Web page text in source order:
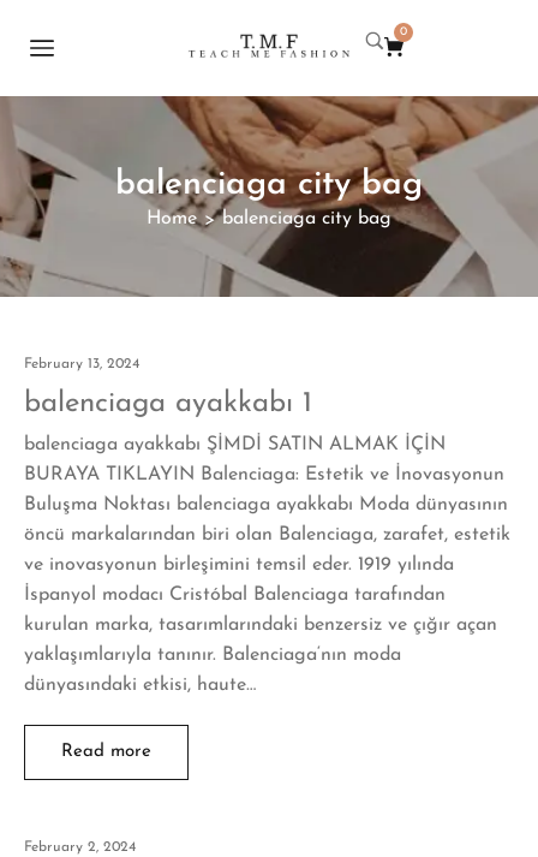
0
balenciaga city bag
Home > balenciaga city bag
February 13, 2024
balenciaga ayakkabı 1
balenciaga ayakkabı ŞİMDİ SATIN ALMAK İÇİN
BURAYA TIKLAYIN Balenciaga: Estetik ve İnovasyonun
Buluşma Noktası balenciaga ayakkabı Moda dünyasının
öncü markalarından biri olan Balenciaga, zarafet, estetik
ve inovasyonun birleşimini temsil eder. 1919 yılında
İspanyol modacı Cristóbal Balenciaga tarafından
kurulan marka, tasarımlarındaki benzersiz ve çığır açan
yaklaşımlarıyla tanınır. Balenciaga‘nın moda
dünyasındaki etkisi, haute…
Read more
February 2, 2024